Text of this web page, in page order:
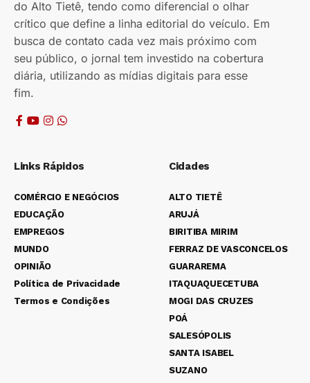
do Alto Tietê, tendo como diferencial o olhar
crítico que define a linha editorial do veículo. Em
busca de contato cada vez mais próximo com
seu público, o jornal tem investido na cobertura
diária, utilizando as mídias digitais para esse
fim.
Links Rápidos
COMÉRCIO E NEGÓCIOS
EDUCAÇÃO
EMPREGOS
MUNDO
OPINIÃO
Política de Privacidade
Termos e Condições
Cidades
ALTO TIETÊ
ARUJÁ
BIRITIBA MIRIM
FERRAZ DE VASCONCELOS
GUARAREMA
ITAQUAQUECETUBA
MOGI DAS CRUZES
POÁ
SALESÓPOLIS
SANTA ISABEL
SUZANO